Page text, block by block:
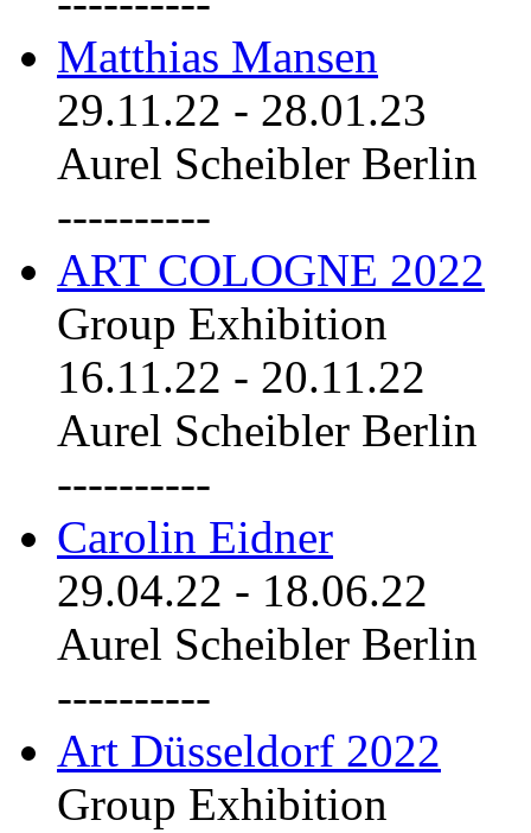
Matthias Mansen
29.11.22 - 28.01.23
Aurel Scheibler Berlin
----------
ART COLOGNE 2022
Group Exhibition
16.11.22 - 20.11.22
Aurel Scheibler Berlin
----------
Carolin Eidner
29.04.22 - 18.06.22
Aurel Scheibler Berlin
----------
Art Düsseldorf 2022
Group Exhibition